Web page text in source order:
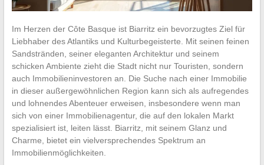
Im Herzen der Côte Basque ist Biarritz ein bevorzugtes Ziel für
Liebhaber des Atlantiks und Kulturbegeisterte. Mit seinen feinen
Sandstränden, seiner eleganten Architektur und seinem
schicken Ambiente zieht die Stadt nicht nur Touristen, sondern
auch Immobilieninvestoren an. Die Suche nach einer Immobilie
in dieser außergewöhnlichen Region kann sich als aufregendes
und lohnendes Abenteuer erweisen, insbesondere wenn man
sich von einer Immobilienagentur, die auf den lokalen Markt
spezialisiert ist, leiten lässt. Biarritz, mit seinem Glanz und
Charme, bietet ein vielversprechendes Spektrum an
Immobilienmöglichkeiten.